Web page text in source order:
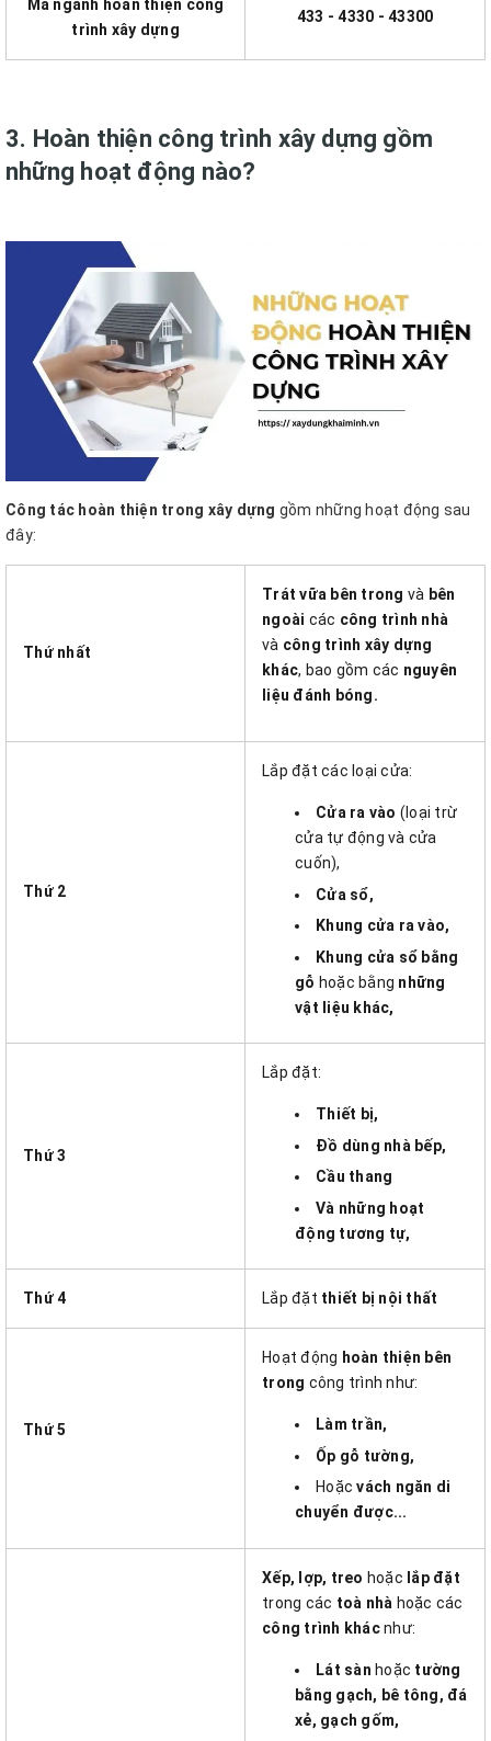
Mã ngành hoàn thiện công
trình xây dựng
433 - 4330 - 43300
3. Hoàn thiện công trình xây dựng gồm
những hoạt động nào?
Công tác hoàn thiện trong xây dựng gồm những hoạt động sau
đây:
Thứ nhất
Trát vữa bên trong và bên
ngoài các công trình nhà
và công trình xây dựng
khác, bao gồm các nguyên
liệu đánh bóng.
Thứ 2
Lắp đặt các loại cửa:
Cửa ra vào (loại trừ
cửa tự động và cửa
cuốn),
Cửa sổ,
Khung cửa ra vào,
Khung cửa sổ bằng
gỗ hoặc bằng những
vật liệu khác,
Thứ 3
Lắp đặt:
Thiết bị,
Đồ dùng nhà bếp,
Cầu thang
Và những hoạt
động tương tự,
Thứ 4 Lắp đặt thiết bị nội thất
Thứ 5
Hoạt động hoàn thiện bên
trong công trình như:
Làm trần,
Ốp gỗ tường,
Hoặc vách ngăn di
chuyển được...
Xếp, lợp, treo hoặc lắp đặt
trong các toà nhà hoặc các
công trình khácnhư:
Lát sàn hoặc tường
bằng gạch, bê tông, đá
xẻ, gạch gốm,